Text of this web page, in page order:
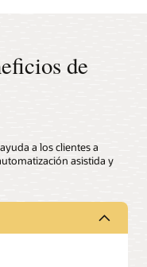
de
a los clientes a
asistida y